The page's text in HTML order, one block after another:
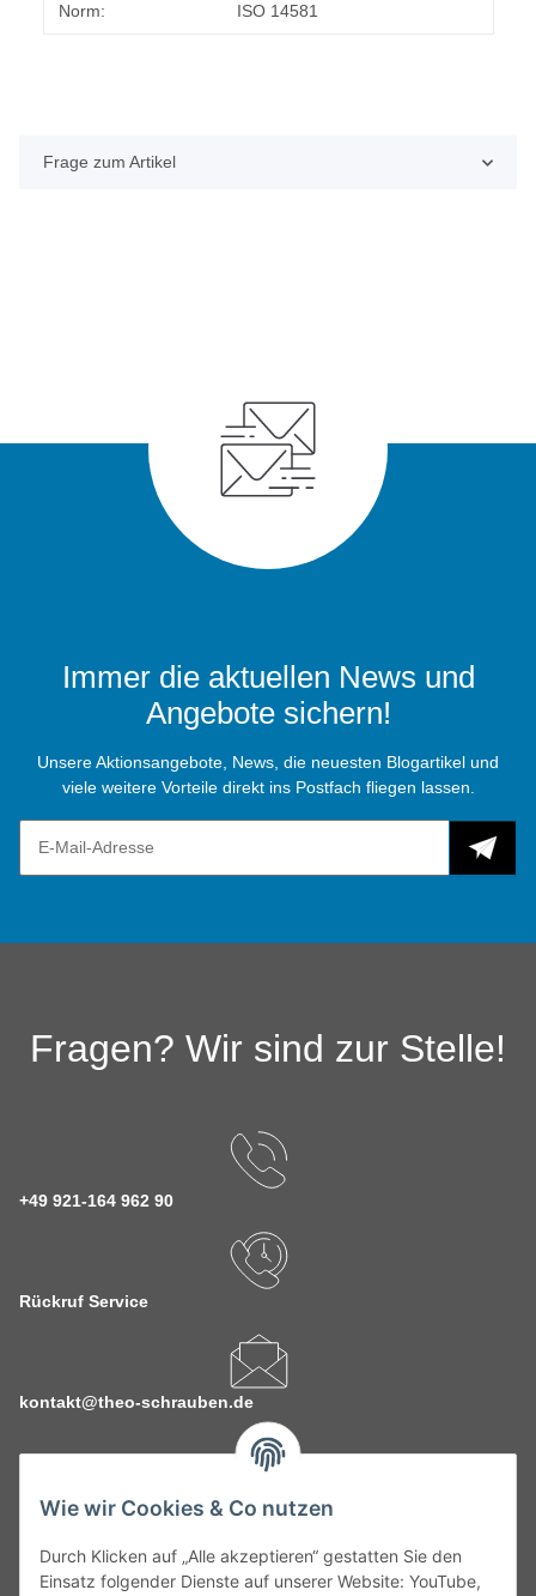
Wie wir Cookies & Co nutzen
Durch Klicken auf „Alle akzeptieren“ gestatten Sie den
Einsatz folgender Dienste auf unserer Website: YouTube,
Norm: ISO 14581
Frage zum Artikel
Immer die aktuellen News und
Angebote sichern!
Unsere Aktionsangebote, News, die neuesten Blogartikel und
viele weitere Vorteile direkt ins Postfach fliegen lassen.
Fragen? Wir sind zur Stelle!
+49 921-164 962 90
Rückruf Service
kontakt@theo-schrauben.de
Service